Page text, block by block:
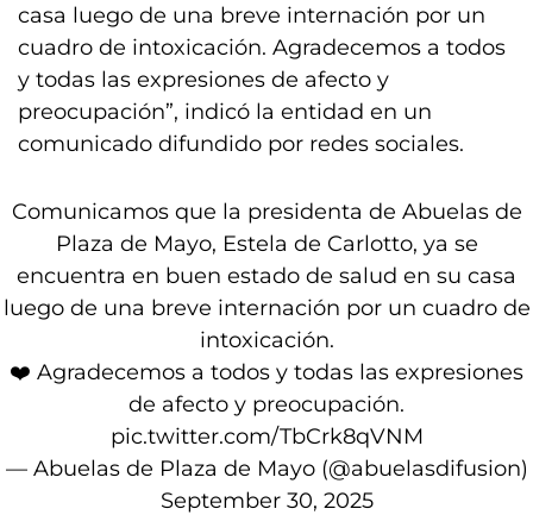
casa luego de una breve internación por un
cuadro de intoxicación. Agradecemos a todos
y todas las expresiones de afecto y
preocupación”, indicó la entidad en un
comunicado difundido por redes sociales.
Comunicamos que la presidenta de Abuelas de
Plaza de Mayo, Estela de Carlotto, ya se
encuentra en buen estado de salud en su casa
luego de una breve internación por un cuadro de
intoxicación.
❤️ Agradecemos a todos y todas las expresiones
de afecto y preocupación.
pic.twitter.com/TbCrk8qVNM
— Abuelas de Plaza de Mayo (@abuelasdifusion)
September 30, 2025